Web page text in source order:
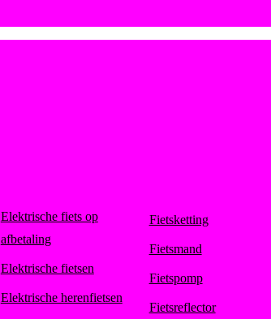
Elektrische fiets op
afbetaling
Elektrische fietsen
Elektrische herenfietsen
Fietsketting
Fietsmand
Fietspomp
Fietsreflector